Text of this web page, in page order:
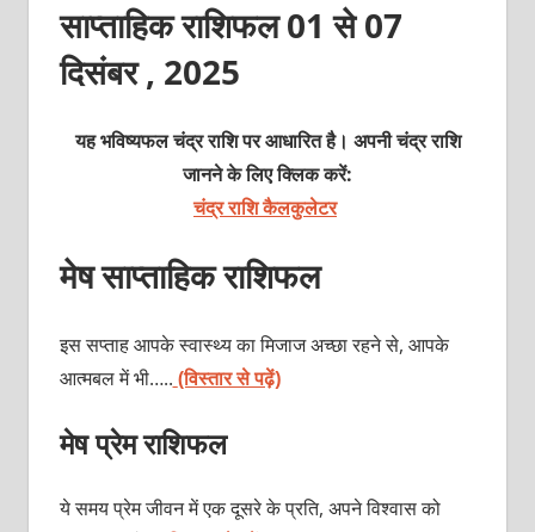
साप्ताहिक राशिफल 01 से 07
दिसंबर , 2025
यह भविष्यफल चंद्र राशि पर आधारित है। अपनी चंद्र राशि
जानने के लिए क्लिक करें:
चंद्र राशि कैलकुलेटर
मेष साप्ताहिक राशिफल
इस सप्ताह आपके स्वास्थ्य का मिजाज अच्छा रहने से, आपके
आत्मबल में भी….. (विस्तार से पढ़ें)
मेष प्रेम राशिफल
ये समय प्रेम जीवन में एक दूसरे के प्रति, अपने विश्वास को